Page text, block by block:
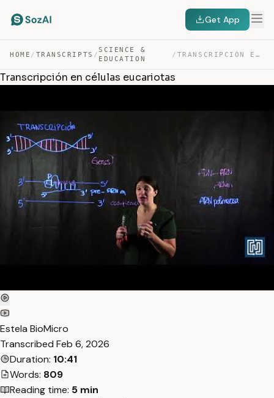
Get App
HOME / TRANSCRIPTS /
SCIENCE &
EDUCATION
/ TRANSCRIPCIÓN EN CÉLULAS EUCARIOTAS — TRANSCRIPT
Transcripción en células eucariotas
Estela BioMicro
Transcribed Feb 6, 2026
Duration: 10:41
Words: 809
Reading time: 5 min